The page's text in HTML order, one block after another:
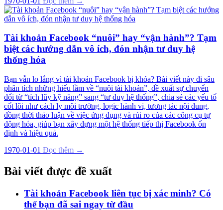
Tài khoản Facebook “nuôi” hay “vận hành”? Tạm
biệt các hướng dẫn vô ích, đón nhận tư duy hệ
thống hóa
Bạn vẫn lo lắng vì tài khoản Facebook bị khóa? Bài viết này đi sâu
phân tích những hiểu lầm về “nuôi tài khoản”, đề xuất sự chuyển
đổi từ “tích lũy kỹ năng” sang “tư duy hệ thống”, chia sẻ các yếu tố
cốt lõi như cách ly môi trường, logic hành vi, tương tác nội dung,
đồng thời thảo luận về việc ứng dụng và rủi ro của các công cụ tự
động hóa, giúp bạn xây dựng một hệ thống tiếp thị Facebook ổn
định và hiệu quả.
1970-01-01 Đọc thêm →
Bài viết được đề xuất
Tài khoản Facebook liên tục bị xác minh? Có
thể bạn đã sai ngay từ đầu